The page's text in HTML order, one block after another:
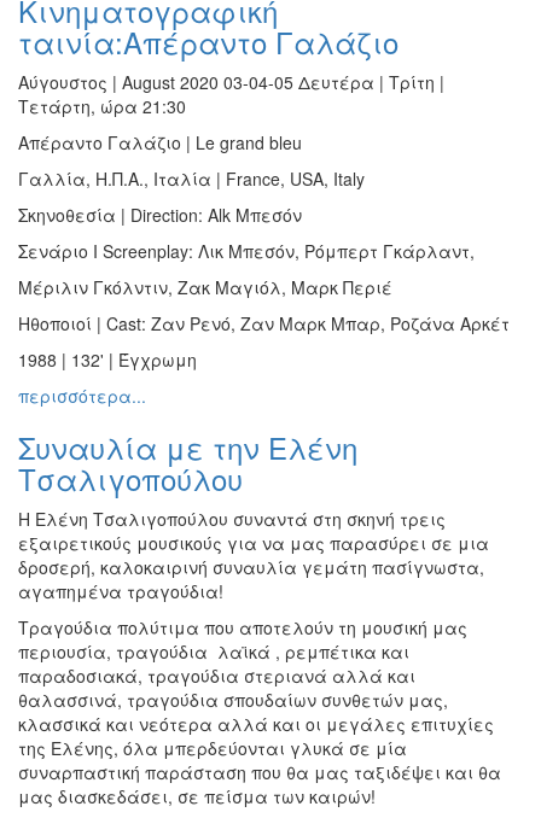
Βιβλίο
Ζωγραφική
Φωτογραφία
Τραγούδι
Μουσική
Κινηματογράφος
Χορός
Θέατρο
Παζάρι
Ειδών
Συνέδρια
Ημερίδες
Διημερίδες
Σεμινάρια-
Διαλέξεις-
Ομιλίες
Διάφορες
Εκθέσεις
Εκδηλώσεις
για
Παιδιά
Άλλες
Εκδηλώσεις
Κινηματογραφική
ταινία:Απέραντο Γαλάζιο
Αύγουστος | August 2020 03-04-05 Δευτέρα | Τρίτη |
Τετάρτη, ώρα 21:30
Απέραντο Γαλάζιο | Le grand bleu
Γαλλία, Η.Π.Α., Ιταλία | France, USA, Italy
Σκηνοθεσία | Direction: Alk Μπεσόν
Σενάριο I Screenplay: Λικ Μπεσόν, Ρόμπερτ Γκάρλαντ,
Μέριλιν Γκόλντιν, Ζακ Μαγιόλ, Μαρκ Περιέ
Ηθοποιοί | Cast: Ζαν Ρενό, Ζαν Μαρκ Μπαρ, Ροζάνα Αρκέτ
1988 | 132' | Έγχρωμη
περισσότερα...
Συναυλία με την Ελένη
Τσαλιγοπούλου
H Ελένη Τσαλιγοπούλου συναντά στη σκηνή τρεις
εξαιρετικούς μουσικούς για να μας παρασύρει σε μια
δροσερή, καλοκαιρινή συναυλία γεμάτη πασίγνωστα,
αγαπημένα τραγούδια!
Τραγούδια πολύτιμα που αποτελούν τη μουσική μας
περιουσία, τραγούδια λαϊκά , ρεμπέτικα και
παραδοσιακά, τραγούδια στεριανά αλλά και
θαλασσινά, τραγούδια σπουδαίων συνθετών μας,
κλασσικά και νεότερα αλλά και οι μεγάλες επιτυχίες
της Ελένης, όλα μπερδεύονται γλυκά σε μία
συναρπαστική παράσταση που θα μας ταξιδέψει και θα
μας διασκεδάσει, σε πείσμα των καιρών!